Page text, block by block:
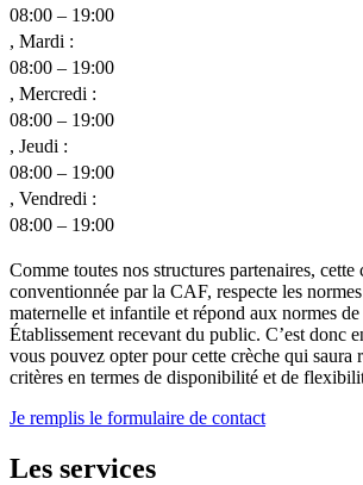
08:00 – 19:00
, Mardi :
08:00 – 19:00
, Mercredi :
08:00 – 19:00
, Jeudi :
08:00 – 19:00
, Vendredi :
08:00 – 19:00
Comme toutes nos structures partenaires, cette
conventionnée par la CAF, respecte les
maternelle et infantile et répond aux normes de
Établissement recevant du public. C’est donc
vous pouvez opter pour cette crèche qui saura
critères en termes de disponibilité et de
Je remplis le formulaire de contact
Les services